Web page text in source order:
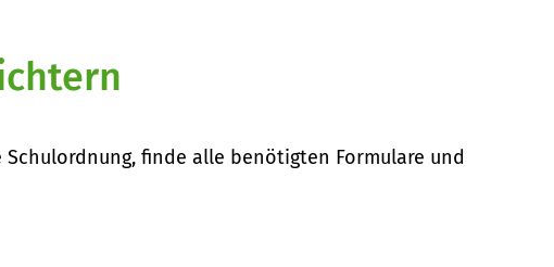
finde alle benötigten Formulare und